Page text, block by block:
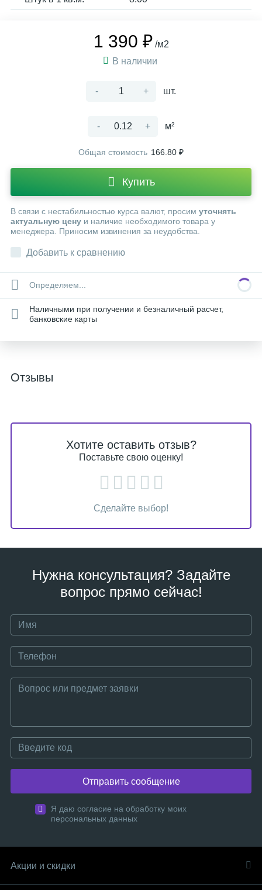
1 390 ₽ /м2
В наличии
- + шт.
- + м²
Общая стоимость 166.80 ₽
Купить
В связи с нестабильностью курса валют, просим уточнять
актуальную цену и наличие необходимого товара у
менеджера. Приносим извинения за неудобства.
Добавить к сравнению
Определяем...
Наличными при получении и безналичный расчет,
банковские карты
Отзывы
Хотите оставить отзыв?
Поставьте свою оценку!
Сделайте выбор!
Нужна консультация? Задайте
вопрос прямо сейчас!
Отправить сообщение
Я даю согласие на обработку моих
персональных данных
Акции и скидки